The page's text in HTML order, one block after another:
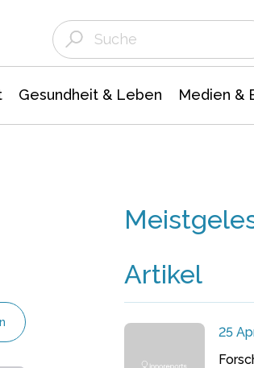
Gesundheit & Leben Medien &
Artikel
25